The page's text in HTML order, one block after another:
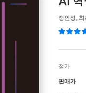
정인성, 최
정가
판매가